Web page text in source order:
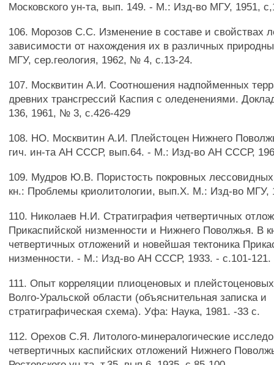
Московского ун-та, вып. 149. - М.: Изд-во МГУ, 1951,
106. Морозов С.С. Изменение в составе и свойствах
зависимости от нахождения их в различных
МГУ, сер.геология, 1962, № 4, с.13-24.
107. Москвитин А.И. Соотношения надпойменных
древних трансгрессий Каспия с оледенениями.
136, 1961, № 3, с.426-429
108. НО. Москвитин А.И. Плейстоцен Нижнего
гич. ин-та АН СССР, вып.64. - М.: Изд-во АН СССР,
109. Мудров Ю.В. Пористость покровных
кн.: Проблемы криолитологии, вып.Х. М.: Изд-во МГУ,
110. Николаев Н.И. Стратиграфия четвертичных
Прикаспийской низменности и Нижнего Поволжья. В
четвертичных отложений и новейшая тектоника
низменности. - М.: Изд-во АН СССР, 1933. - с.101-121.
111. Опыт корреляции плиоценовых и
Волго-Уральской области (объяснительная записка и
стратиграфическая схема). Уфа: Наука, 1981. -33 с.
112. Орехов С.Я. Литолого-минералогические
четвертичных каспийских отложений Нижнего